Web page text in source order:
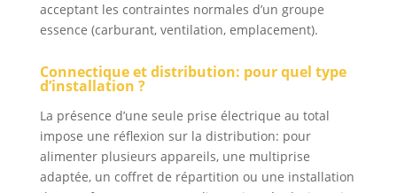
acceptant les contraintes normales d’un groupe
essence (carburant, ventilation, emplacement).
Connectique et distribution: pour quel type
d’installation ?
La présence d’une seule prise électrique au total
impose une réflexion sur la distribution: pour
alimenter plusieurs appareils, une multiprise
adaptée, un coffret de répartition ou une installation